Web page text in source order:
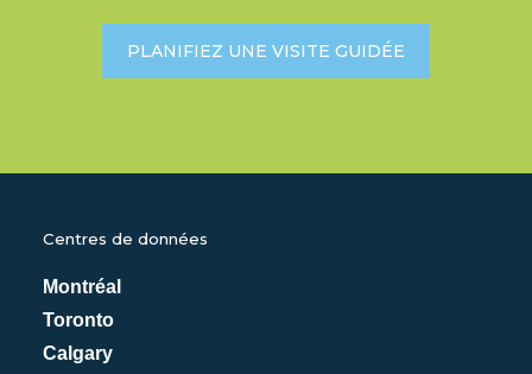
PLANIFIEZ UNE VISITE GUIDÉE
Centres de données
Montréal
Toronto
Calgary